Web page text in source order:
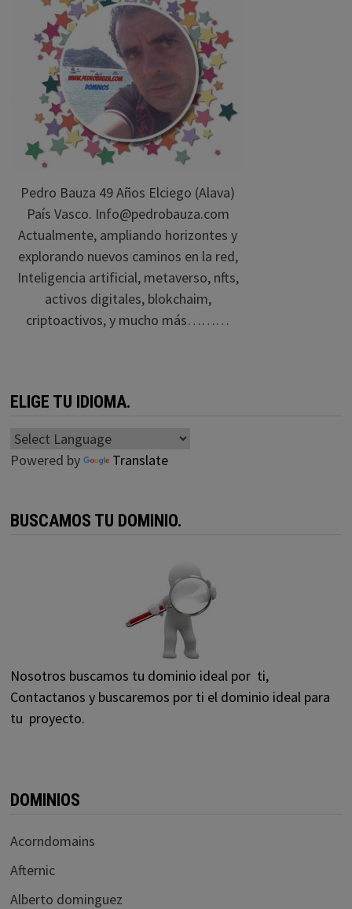
Pedro Bauza 49 Años Elciego (Alava)
País Vasco. Info@pedrobauza.com
Actualmente, ampliando horizontes y
explorando nuevos caminos en la red,
Inteligencia artificial, metaverso, nfts,
activos digitales, blokchaim,
criptoactivos, y mucho más………
ELIGE TU IDIOMA.
Powered by Translate
BUSCAMOS TU DOMINIO.
Nosotros buscamos tu dominio ideal por ti,
Contactanos y buscaremos por ti el dominio ideal para
tu proyecto.
DOMINIOS
Acorndomains
Afternic
Alberto dominguez